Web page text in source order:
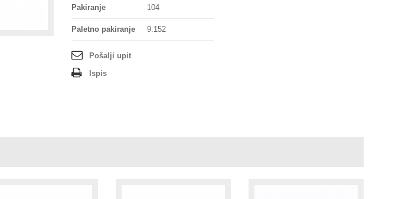
Pakiranje 104
Paletno pakiranje 9.152
Pošalji upit
Ispis